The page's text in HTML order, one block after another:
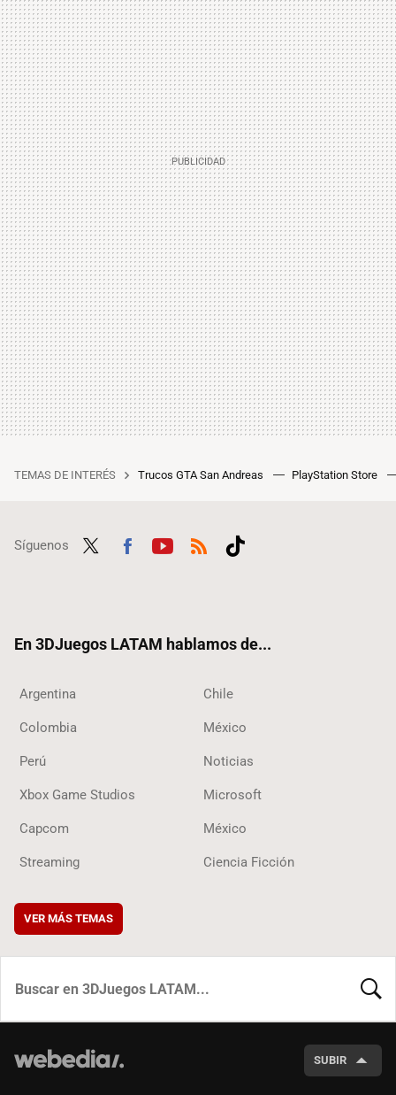
TEMAS DE INTERÉS Trucos GTA San Andreas PlayStation Store
Síguenos
En 3DJuegos LATAM hablamos de...
Argentina Chile
Colombia México
Perú Noticias
Xbox Game Studios Microsoft
Capcom México
Streaming Ciencia Ficción
VER MÁS TEMAS
SUBIR